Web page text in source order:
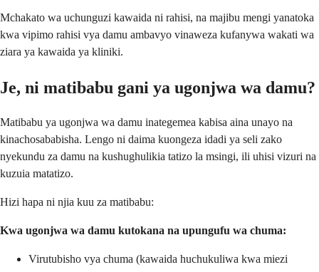
Mchakato wa uchunguzi kawaida ni rahisi, na majibu mengi yanatoka
kwa vipimo rahisi vya damu ambavyo vinaweza kufanywa wakati wa
ziara ya kawaida ya kliniki.
Je, ni matibabu gani ya ugonjwa wa damu?
Matibabu ya ugonjwa wa damu inategemea kabisa aina unayo na
kinachosababisha. Lengo ni daima kuongeza idadi ya seli zako
nyekundu za damu na kushughulikia tatizo la msingi, ili uhisi vizuri na
kuzuia matatizo.
Hizi hapa ni njia kuu za matibabu:
Kwa ugonjwa wa damu kutokana na upungufu wa chuma:
Virutubisho vya chuma (kawaida huchukuliwa kwa miezi